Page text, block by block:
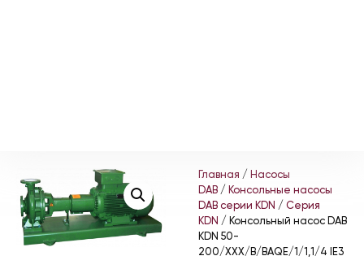
Главная / Насосы
DAB / Консольные насосы
DAB серии KDN / Серия
KDN / Консольный насос DAB
KDN 50-
200/XXX/B/BAQE/1/1,1/4 IE3